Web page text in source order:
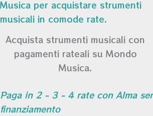
Acquista strumenti musicali con
pagamenti rateali su Mondo
Musica.
Paga in 2 - 3 - 4 rate con Alma
finanziamento